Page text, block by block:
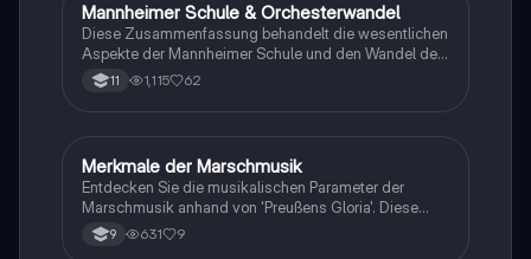
Musik
Mannheimer Schule & Orchesterwandel
Diese Zusammenfassung behandelt die wesentlichen
Aspekte der Mannheimer Schule und den Wandel des
Orchesterapparats in der Klassik. Wichtige Themen
sind Themendualismen, Musikeditionen, der Einfluss
11 1,115 62
Musik
Merkmale der Marschmusik
Entdecken Sie die musikalischen Parameter der
Marschmusik anhand von 'Preußens Gloria'. Diese
Zusammenfassung behandelt den Aufbau, die
Melodik, Rhythmik und Instrumentation, die für
9 631 9